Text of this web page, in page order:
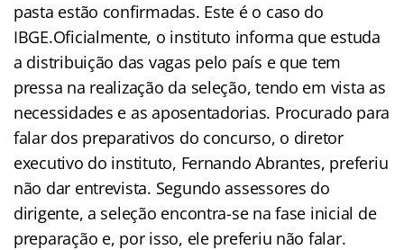
pasta estão confirmadas. Este é o caso do
IBGE.Oficialmente, o instituto informa que estuda
a distribuição das vagas pelo país e que tem
pressa na realização da seleção, tendo em vista as
necessidades e as aposentadorias. Procurado para
falar dos preparativos do concurso, o diretor
executivo do instituto, Fernando Abrantes, preferiu
não dar entrevista. Segundo assessores do
dirigente, a seleção encontra-se na fase inicial de
preparação e, por isso, ele preferiu não falar.